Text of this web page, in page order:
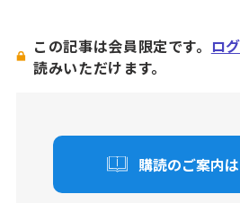
この記事は会員限定です。 ロ
読みいただけます。
購読のご案内